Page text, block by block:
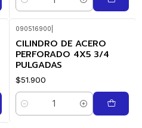
Cantidad
090516900
CILINDRO DE ACERO
PERFORADO 4X5 3/4
PULGADAS
$51.900
Cantidad